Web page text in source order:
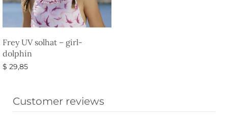
Frey UV solhat – girl-
dolphin
$ 29,85
Customer reviews